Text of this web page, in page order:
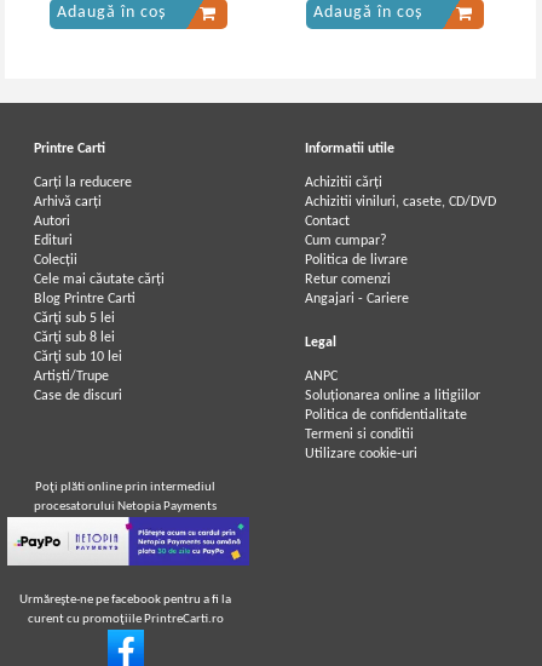
Adaugă în coș Adaugă în coș
Printre Carti
Carți la reducere
Arhivă carți
Autori
Edituri
Colecții
Cele mai căutate cărți
Blog Printre Carti
Cărţi sub 5 lei
Cărţi sub 8 lei
Cărţi sub 10 lei
Artiști/Trupe
Case de discuri
Informatii utile
Achizitii cărți
Achizitii viniluri, casete, CD/DVD
Contact
Cum cumpar?
Politica de livrare
Retur comenzi
Angajari - Cariere
Legal
ANPC
Soluționarea online a litigiilor
Politica de confidentialitate
Termeni si conditii
Utilizare cookie-uri
Poţi plăti online prin intermediul
procesatorului Netopia Payments
Urmăreşte-ne pe facebook pentru a fi la
curent cu promoţiile PrintreCarti.ro